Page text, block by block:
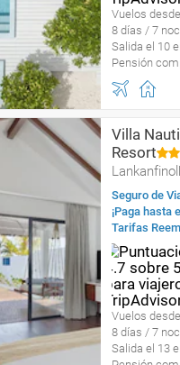
Vuelos
8 días / 7
Salida el 10
Pensión
Villa
Resort
Seguro de
¡Paga hasta
Tarifas
Vuelos
8 días / 7
Salida el 13